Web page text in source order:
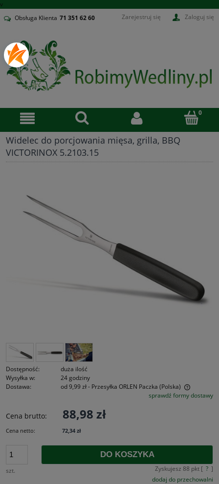
v
Obsługa Klienta 71 351 62 60 Zarejestruj się Zaloguj się
Widelec do porcjowania mięsa, grilla, BBQ
VICTORINOX 5.2103.15
Dostępność:
duża ilość
Wysyłka w:
24 godziny
Dostawa:
od 9,99 zł- Przesyłka ORLEN Paczka (Polska)
Cena nie zawiera ewentualnych kosztów płatnościsprawdź formy dostawy
Cena brutto: 88,98 zł
Cena netto: 72,34 zł
szt.
DO KOSZYKA
Zyskujesz 88 pkt [ ? ]
dodaj do przechowalni